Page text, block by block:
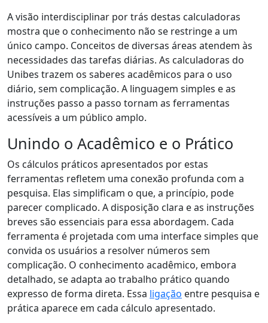
A visão interdisciplinar por trás destas calculadoras
mostra que o conhecimento não se restringe a um
único campo. Conceitos de diversas áreas atendem às
necessidades das tarefas diárias. As calculadoras do
Unibes trazem os saberes acadêmicos para o uso
diário, sem complicação. A linguagem simples e as
instruções passo a passo tornam as ferramentas
acessíveis a um público amplo.
Unindo o Acadêmico e o Prático
Os cálculos práticos apresentados por estas
ferramentas refletem uma conexão profunda com a
pesquisa. Elas simplificam o que, a princípio, pode
parecer complicado. A disposição clara e as instruções
breves são essenciais para essa abordagem. Cada
ferramenta é projetada com uma interface simples que
convida os usuários a resolver números sem
complicação. O conhecimento acadêmico, embora
detalhado, se adapta ao trabalho prático quando
expresso de forma direta. Essa ligação entre pesquisa e
prática aparece em cada cálculo apresentado.